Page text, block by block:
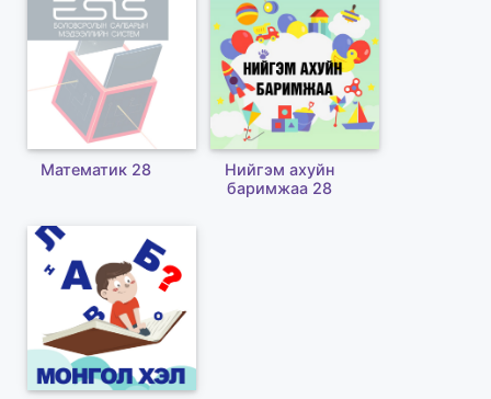
Математик 28
Нийгэм ахуйн
баримжаа 28